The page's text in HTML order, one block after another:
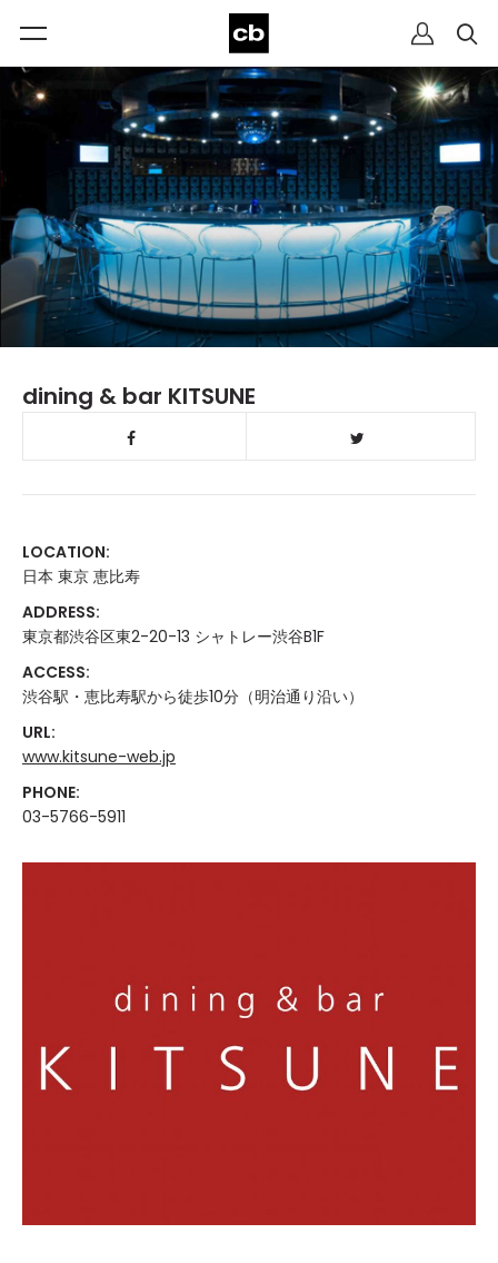
dining & bar KITSUNE
LOCATION:
日本 東京 恵比寿
ADDRESS:
東京都渋谷区東2-20-13 シャトレー渋谷B1F
ACCESS:
渋谷駅・恵比寿駅から徒歩10分（明治通り沿い）
URL:
www.kitsune-web.jp
PHONE:
03-5766-5911